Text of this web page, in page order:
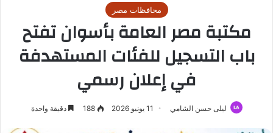
محافظات مصر
مكتبة مصر العامة بأسوان تفتح
باب التسجيل للفئات المستهدفة
في إعلان رسمي
ليلى حسن الشامي 11 يونيو 2026 188 دقيقة واحدة